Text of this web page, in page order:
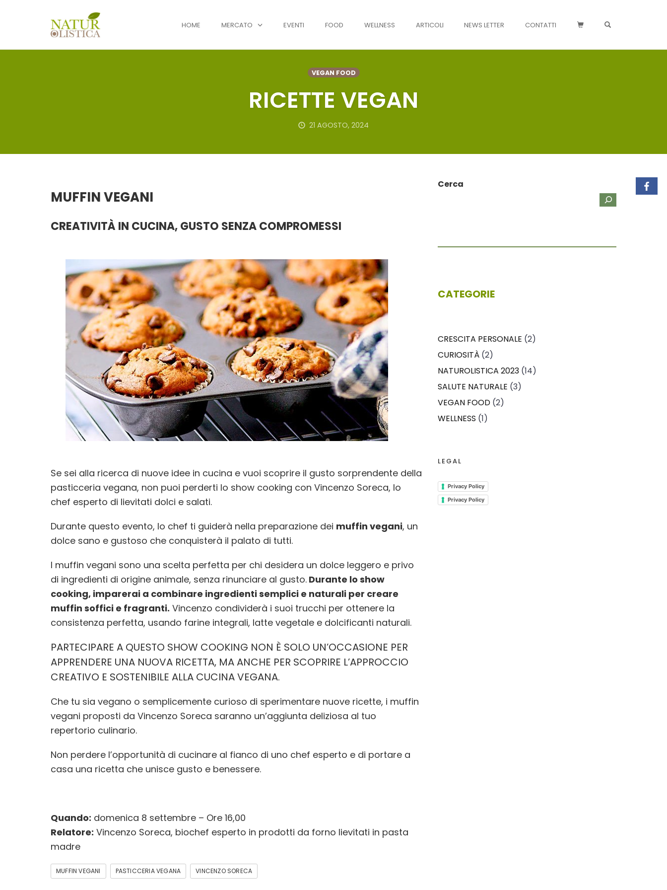
HOME MERCATO EVENTI FOOD WELLNESS ARTICOLI NEWS LETTER CONTATTI OPEN SEARCH
VEGAN FOOD
RICETTE VEGAN
21 AGOSTO, 2024
MUFFIN VEGANI
CREATIVITÀ IN CUCINA, GUSTO SENZA COMPROMESSI
Se sei alla ricerca di nuove idee in cucina e vuoi scoprire il gusto sorprendente della
pasticceria vegana, non puoi perderti lo show cooking con Vincenzo Soreca, lo
chef esperto di lievitati dolci e salati.
Durante questo evento, lo chef ti guiderà nella preparazione dei muffin vegani, un
dolce sano e gustoso che conquisterà il palato di tutti.
I muffin vegani sono una scelta perfetta per chi desidera un dolce leggero e privo
di ingredienti di origine animale, senza rinunciare al gusto. Durante lo show
cooking, imparerai a combinare ingredienti semplici e naturali per creare
muffin soffici e fragranti. Vincenzo condividerà i suoi trucchi per ottenere la
consistenza perfetta, usando farine integrali, latte vegetale e dolcificanti naturali.
PARTECIPARE A QUESTO SHOW COOKING NON È SOLO UN’OCCASIONE PER
APPRENDERE UNA NUOVA RICETTA, MA ANCHE PER SCOPRIRE L’APPROCCIO
CREATIVO E SOSTENIBILE ALLA CUCINA VEGANA.
Che tu sia vegano o semplicemente curioso di sperimentare nuove ricette, i muffin
vegani proposti da Vincenzo Soreca saranno un’aggiunta deliziosa al tuo
repertorio culinario.
Non perdere l’opportunità di cucinare al fianco di uno chef esperto e di portare a
casa una ricetta che unisce gusto e benessere.
Quando: domenica 8 settembre – Ore 16,00
Relatore: Vincenzo Soreca, biochef esperto in prodotti da forno lievitati in pasta
madre
MUFFIN VEGANI PASTICCERIA VEGANA VINCENZO SORECA
Cerca
CATEGORIE
CRESCITA PERSONALE (2)
CURIOSITÀ (2)
NATUROLISTICA 2023 (14)
SALUTE NATURALE (3)
VEGAN FOOD (2)
WELLNESS (1)
LEGAL
Privacy Policy
Privacy Policy